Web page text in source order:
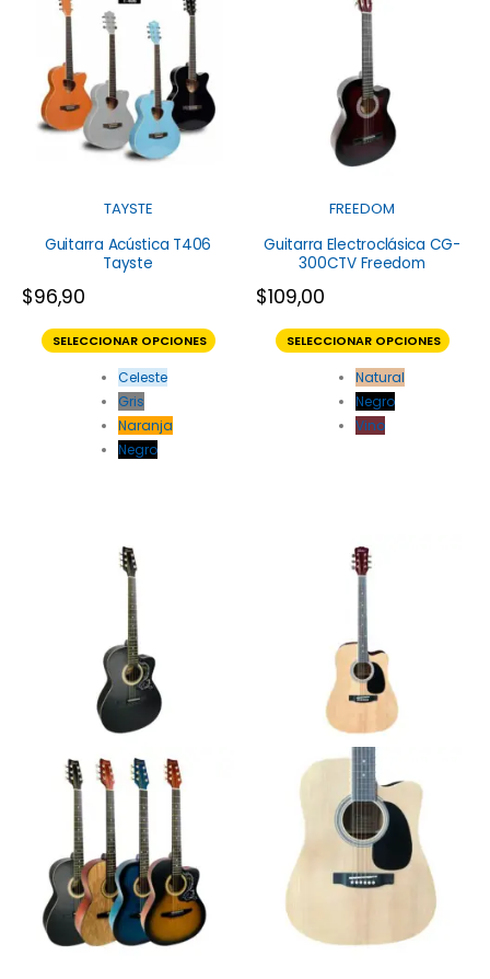
TAYSTE
Guitarra Acústica T406
Tayste
$96,90
SELECCIONAR OPCIONES
Celeste
Gris
Naranja
Negro
FREEDOM
Guitarra Electroclásica CG-
300CTV Freedom
$109,00
SELECCIONAR OPCIONES
Natural
Negro
Vino